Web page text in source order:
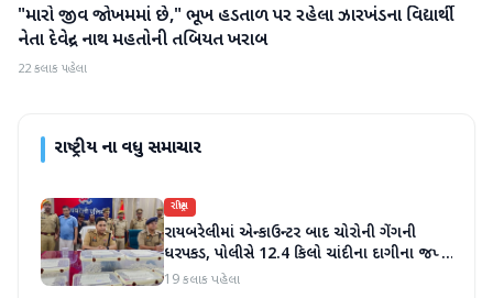
રાષ્ટ્રીય
"મારો જીવ જોખમમાં છે," ભૂખ હડતાળ પર રહેલા ઝારખંડના વિદ્યાર્થી
નેતા દેવેન્દ્ર નાથ મહતોની તબિયત ખરાબ
22 કલાક પહેલા
રાષ્ટ્રીયના વધુ સમાચાર
રાષ્ટ્રીય
રાયબરેલીમાં એન્કાઉન્ટર બાદ ચોરોની ગેંગની
ધરપકડ, પોલીસે 12.4 કિલો ચાંદીના દાગીના જપ્ત
કર્યા
19 કલાક પહેલા